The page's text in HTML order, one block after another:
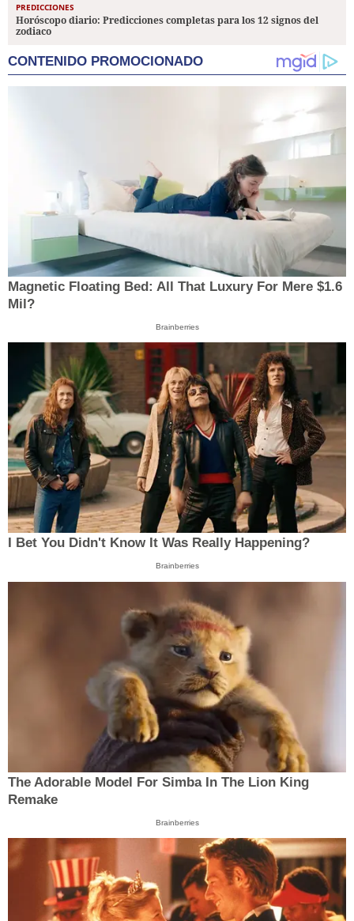
PREDICCIONES
Horóscopo diario: Predicciones completas para los 12 signos del
zodiaco
CONTENIDO PROMOCIONADO
Magnetic Floating Bed: All That Luxury For Mere $1.6
Mil?
Brainberries
I Bet You Didn't Know It Was Really Happening?
Brainberries
The Adorable Model For Simba In The Lion King
Remake
Brainberries